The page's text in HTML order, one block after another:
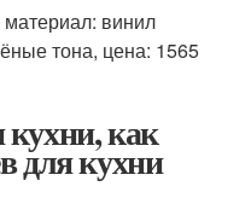
винил
тона, цена: 1565
как
для кухни